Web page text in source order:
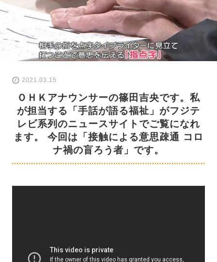
2021.03.15
ＯＨＫアナウンサーの篠田吉央です。私
が担当する「手話が語る福祉」がフジテ
レビ系列のニュースサイトでご覧になれ
ます。 今回は「接触による意思疎通 コロ
ナ禍の盲ろう者」です。